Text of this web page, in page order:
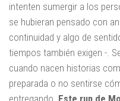
intenten sumergir a los
se hubieran pensado con
continuidad y algo de
tiempos también exigen -.
cuando nacen historias
preparada o no sentirse